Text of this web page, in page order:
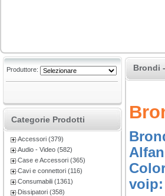
Produttore:
Categorie Prodotti
Accessori (379)
Audio - Video (582)
Case e Accessori (365)
Cavi e connettori (116)
Consumabili (1361)
Dissipatori (358)
Brondi